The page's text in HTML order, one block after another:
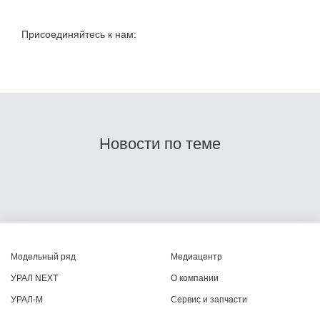
Присоединяйтесь к нам:
Новости по теме
Модельный ряд
УРАЛ NEXT
УРАЛ-М
Медиацентр
О компании
Сервис и запчасти